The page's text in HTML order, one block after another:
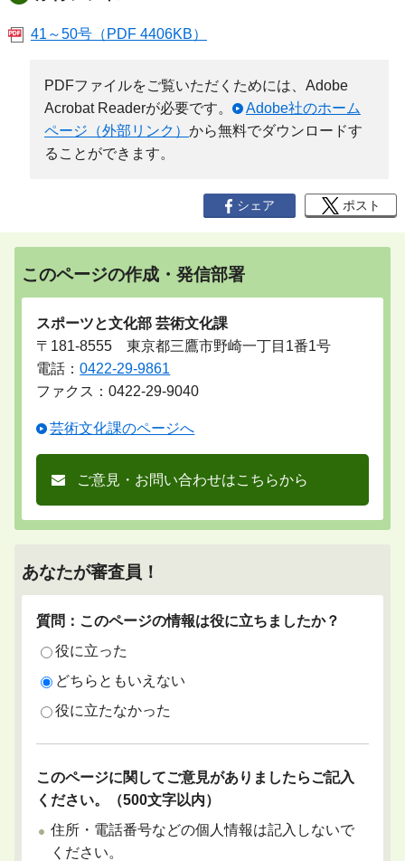
41～50号（PDF 4406KB）
PDFファイルをご覧いただくためには、Adobe
Acrobat Readerが必要です。
Adobe社のホーム
ページ（外部リンク） から無料でダウンロードす
ることができます。
シェア ポスト
このページの作成・発信部署
スポーツと文化部 芸術文化課
〒181-8555 東京都三鷹市野崎一丁目1番1号
電話：0422-29-9861
ファクス：0422-29-9040
芸術文化課のページへ
ご意見・お問い合わせはこちらから
あなたが審査員！
質問：このページの情報は役に立ちましたか？
役に立った
どちらともいえない
役に立たなかった
このページに関してご意見がありましたらご記入
ください。（500文字以内）
住所・電話番号などの個人情報は記入しないで
ください。